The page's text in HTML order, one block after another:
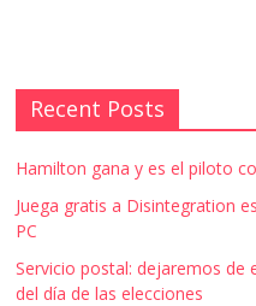
Recent Posts
Hamilton gana y es el piloto
Juega gratis a Disintegration
PC
Servicio postal: dejaremos de
del día de las elecciones